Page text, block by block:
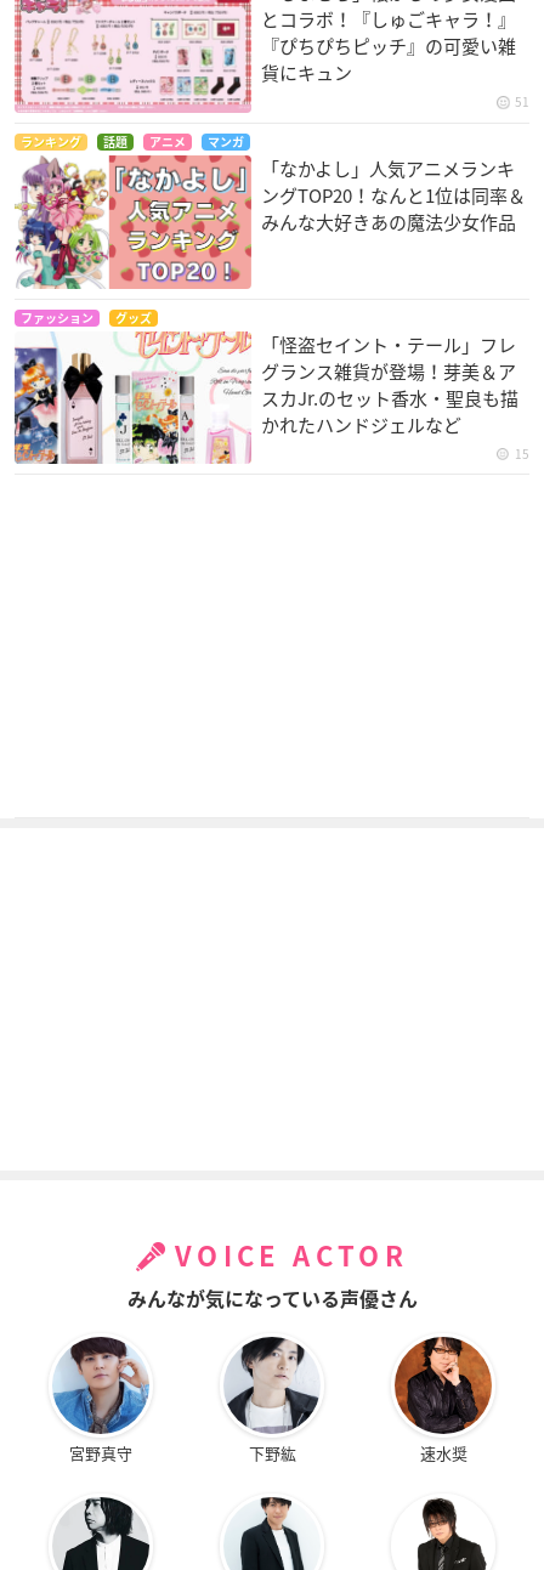
とコラボ！『しゅごキャラ！』
『ぴちぴちピッチ』の可愛い雑
貨にキュン
51
ランキング 話題 アニメ マンガ
「なかよし」人気アニメランキ
ングTOP20！なんと1位は同率＆
みんな大好きあの魔法少女作品
ファッション グッズ
「怪盗セイント・テール」フレ
グランス雑貨が登場！芽美＆ア
スカJr.のセット香水・聖良も描
かれたハンドジェルなど
15
VOICE ACTOR
みんなが気になっている声優さん
宮野真守 下野紘 速水奨